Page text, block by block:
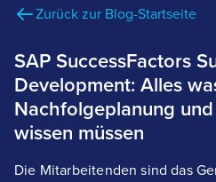
Zurück zur Blog-Startseite
SAP SuccessFactors
Development: Alles
Nachfolgeplanung
wissen müssen
Die Mitarbeitenden sind das